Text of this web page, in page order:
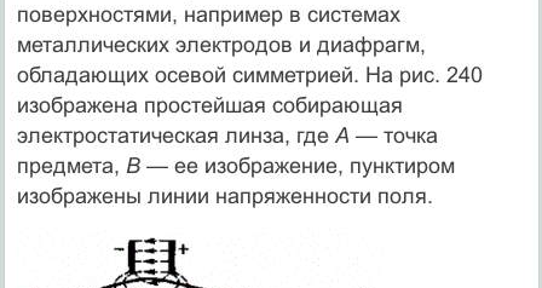
поверхностями, например в системах
металлических электродов и диафрагм,
обладающих осевой симметрией. На рис. 240
изображена простейшая собирающая
электростатическая линза, где А — точка
предмета, В — ее изображение, пунктиром
изображены линии напряженности поля.